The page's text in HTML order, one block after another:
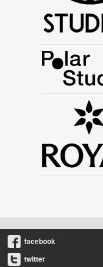
facebook
twitter